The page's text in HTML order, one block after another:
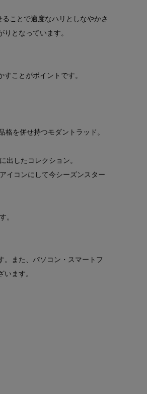
ことで適度なハリとしなやかさ
となっています。
ことがポイントです。
を併せ持つモダントラッド。
出したコレクション。
イコンにして今シーズンスター
。
また、パソコン・スマートフ
ます。